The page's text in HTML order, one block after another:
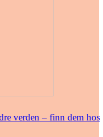
verden – finn dem hos